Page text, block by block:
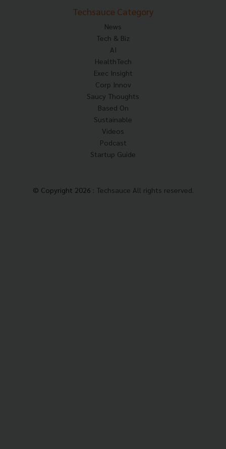
Techsauce Category
News
Tech & Biz
AI
HealthTech
Exec Insight
Corp Innov
Saucy Thoughts
Based On
Sustainable
Videos
Podcast
Startup Guide
© Copyright 2026 : Techsauce All rights reserved.